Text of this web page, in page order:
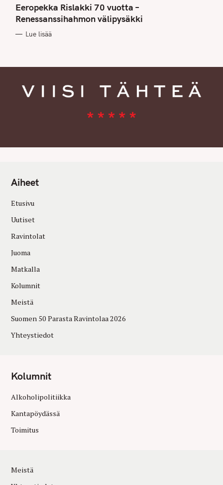
T
E
G
O
I
Eeropekka Rislakki 70 vuotta –
Renessanssihahmon välipysäkki
Lue lisää
Aiheet
Etusivu
Uutiset
Ravintolat
Juoma
Matkalla
Kolumnit
Meistä
Suomen 50 Parasta Ravintolaa 2026
Yhteystiedot
Kolumnit
Alkoholipolitiikka
Kantapöydässä
Toimitus
Meistä